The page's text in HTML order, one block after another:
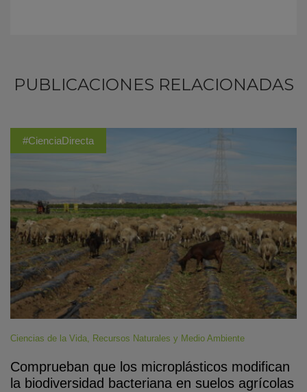
PUBLICACIONES RELACIONADAS
#CienciaDirecta
Ciencias de la Vida, Recursos Naturales y Medio Ambiente
Comprueban que los microplásticos modifican
la biodiversidad bacteriana en suelos agrícolas